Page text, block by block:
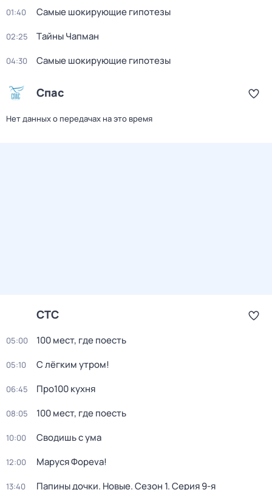
01:40 Самые шoкиpующие гипотезы
02:25 Тaйны Чапман
04:30 Самые шoкиpующие гипотезы
Спас
Нет данных о передачах на это время
СТС
05:00 100 мест, где поесть
05:10 С лёгким утром!
06:45 Про100 кухня
08:05 100 мест, где поесть
10:00 Сводишь с ума
12:00 Маруся Фореva!
13:40 Папины дочки. Новые. Сезон 1. Серия 9-я